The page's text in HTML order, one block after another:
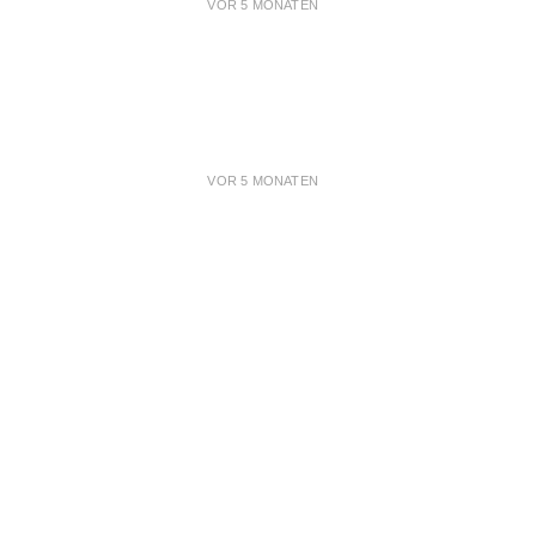
VOR 5 MONATEN
VOR 5 MONATEN